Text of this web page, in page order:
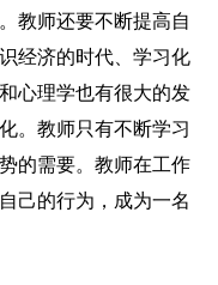
教师还要不断提高自
经济的时代、学习化
心理学也有很大的发
。教师只有不断学习
的需要。教师在工作
己的行为，成为一名